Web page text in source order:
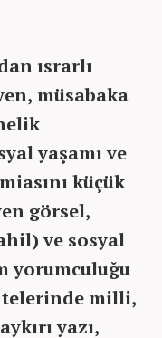
ısrarlı
müsabaka
yaşamı ve
küçük
görsel,
ve sosyal
yorumculuğu
milli,
yazı,